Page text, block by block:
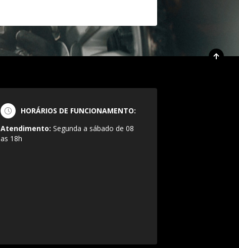
HORÁRIOS DE FUNCIONAMENTO:
Atendimento: Segunda a sábado de 08
as 18h